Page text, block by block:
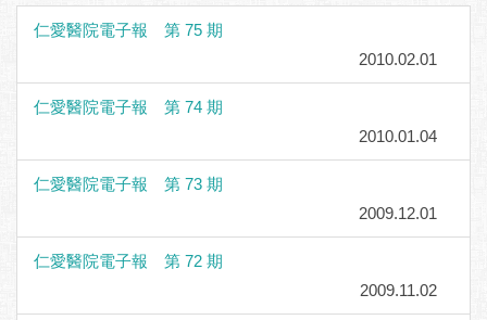
仁愛醫院電子報 第 75 期
2010.02.01
仁愛醫院電子報 第 74 期
2010.01.04
仁愛醫院電子報 第 73 期
2009.12.01
仁愛醫院電子報 第 72 期
2009.11.02